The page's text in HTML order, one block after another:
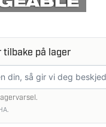
tilbake på lager